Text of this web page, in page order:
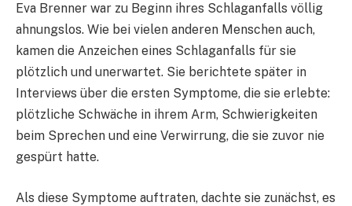
Eva Brenner war zu Beginn ihres Schlaganfalls völlig
ahnungslos. Wie bei vielen anderen Menschen auch,
kamen die Anzeichen eines Schlaganfalls für sie
plötzlich und unerwartet. Sie berichtete später in
Interviews über die ersten Symptome, die sie erlebte:
plötzliche Schwäche in ihrem Arm, Schwierigkeiten
beim Sprechen und eine Verwirrung, die sie zuvor nie
gespürt hatte.
Als diese Symptome auftraten, dachte sie zunächst, es